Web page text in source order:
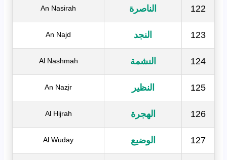
122 الناصرة An Nasirah
123 النجد An Najd
124 النشمة Al Nashmah
125 النظير An Naz̧ir
126 الهجرة Al Hijrah
127 الوضيع Al Wuday